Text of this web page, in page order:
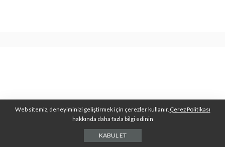
Web sitemiz, deneyiminizi geliştirmek için çerezler kullanır. Çerez Politikası
hakkında daha fazla bilgi edinin
KABUL ET